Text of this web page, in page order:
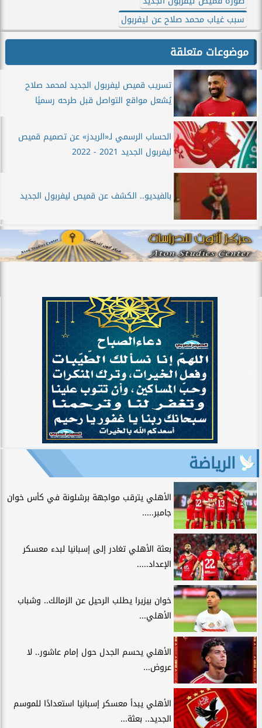
سبب غياب محمد صلاح عن ليفربول
موضوعات متعلقة
تسريب قميص ليفربول الجديد لمحمد صلاح
يُشعل مواقع التواصل قبل طرحه رسميًا
الحساب الرسمي لـ«الريدز» عن تصميم قميص
ليفربول الجديد 2021 - 2022
بالفيديو.. الكشف عن قميص ليفربول الجديد
الرياضة
الأهلي يترقب مواجهة برشلونة في كأس خوان
جامبر.....
بعثة الأهلي تغادر إلى إسبانيا لبدء معسكر
الإعداد.....
خوان بيزيرا يطلب الرحيل عن الزمالك.. وشباب
الأهلي...
الأهلي يحسم الجدل حول إمام عاشور.. لا
عروض...
الأهلي يبدأ معسكر إسبانيا استعدادًا للموسم
الجديد.. بعثة...